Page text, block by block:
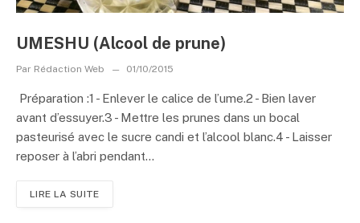
UMESHU (Alcool de prune)
Par Rédaction Web 01/10/2015
Préparation :1 - Enlever le calice de l’ume.2 - Bien laver
avant d’essuyer.3 - Mettre les prunes dans un bocal
pasteurisé avec le sucre candi et l’alcool blanc.4 - Laisser
reposer à l’abri pendant...
LIRE LA SUITE